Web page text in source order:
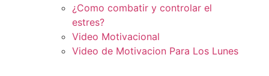
¿Como combatir y controlar el
estres?
Video Motivacional
Video de Motivacion Para Los Lunes